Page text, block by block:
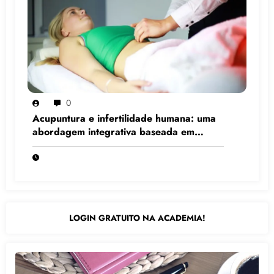
0
Acupuntura e infertilidade humana: uma
abordagem integrativa baseada em
evidências científicas
LOGIN GRATUITO NA ACADEMIA!